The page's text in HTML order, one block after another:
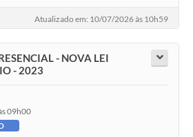
Atualizado em: 10/07/2026 às 10h59
- NOVA LEI
- 2023
09h00